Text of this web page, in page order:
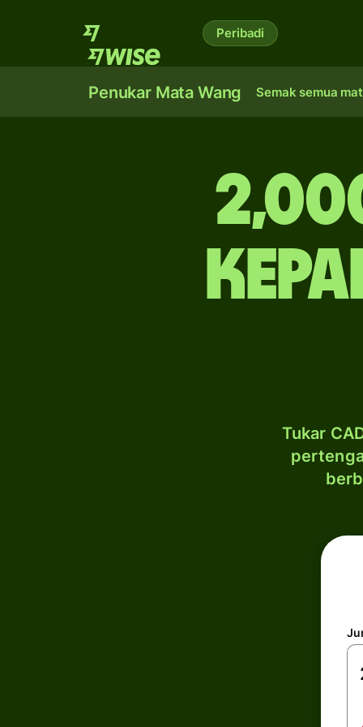
Peribadi
Penukar Mata Wang Semak semua
Tukar